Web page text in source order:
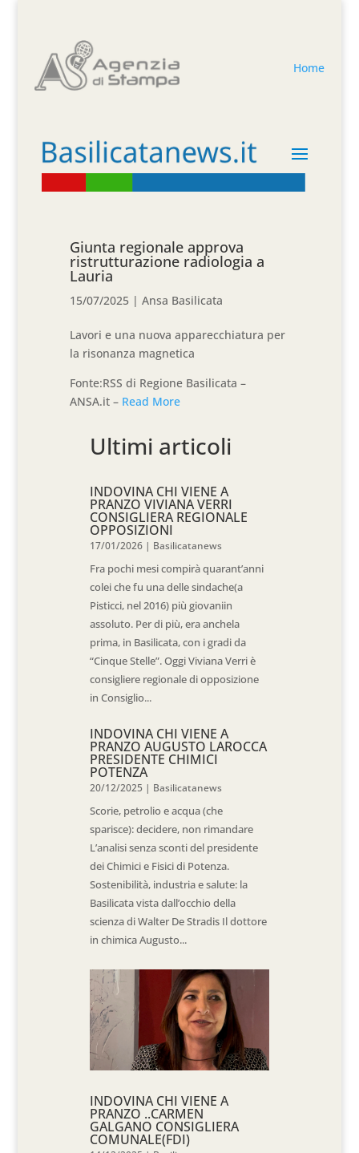
Home
Giunta regionale approva
ristrutturazione radiologia a
Lauria
15/07/2025 |Ansa Basilicata
Lavori e una nuova apparecchiatura per
la risonanza magnetica
Fonte:RSS di Regione Basilicata –
ANSA.it – Read More
Ultimi articoli
INDOVINA CHI VIENE A
PRANZO VIVIANA VERRI
CONSIGLIERA REGIONALE
OPPOSIZIONI
17/01/2026 | Basilicatanews
Fra pochi mesi compirà quarant’anni
colei che fu una delle sindache(a
Pisticci, nel 2016) più giovaniin
assoluto. Per di più, era anchela
prima, in Basilicata, con i gradi da
“Cinque Stelle”. Oggi Viviana Verri è
consigliere regionale di opposizione
in Consiglio...
INDOVINA CHI VIENE A
PRANZO AUGUSTO LAROCCA
PRESIDENTE CHIMICI
POTENZA
20/12/2025 | Basilicatanews
Scorie, petrolio e acqua (che
sparisce): decidere, non rimandare
L’analisi senza sconti del presidente
dei Chimici e Fisici di Potenza.
Sostenibilità, industria e salute: la
Basilicata vista dall’occhio della
scienza di Walter De Stradis Il dottore
in chimica Augusto...
INDOVINA CHI VIENE A
PRANZO ..CARMEN
GALGANO CONSIGLIERA
COMUNALE(FDI)